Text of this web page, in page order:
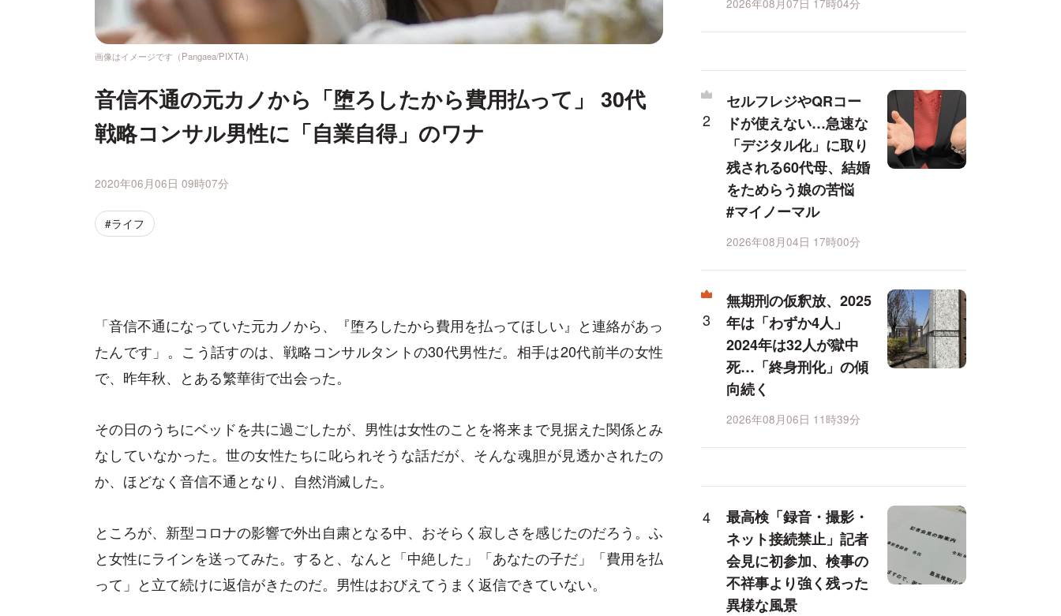
画像はイメージです（Pangaea/PIXTA）
音信不通の元カノから「堕ろしたから費用払って」 30代
戦略コンサル男性に「自業自得」のワナ
2020年06月06日 09時07分
#ライフ
「音信不通になっていた元カノから、『堕ろしたから費用を払ってほしい』と連絡があっ
たんです」。こう話すのは、戦略コンサルタントの30代男性だ。相手は20代前半の女性
で、昨年秋、とある繁華街で出会った。
その日のうちにベッドを共に過ごしたが、男性は女性のことを将来まで見据えた関係とみ
なしていなかった。世の女性たちに叱られそうな話だが、そんな魂胆が見透かされたの
か、ほどなく音信不通となり、自然消滅した。
ところが、新型コロナの影響で外出自粛となる中、おそらく寂しさを感じたのだろう。ふ
と女性にラインを送ってみた。すると、なんと「中絶した」「あなたの子だ」「費用を払
って」と立て続けに返信がきたのだ。男性はおびえてうまく返信できていない。
2026年08月07日 17時04分
セルフレジやQRコー
ドが使えない…急速な
「デジタル化」に取り
残される60代母、結婚
をためらう娘の苦悩
#マイノーマル
2026年08月04日 17時00分
無期刑の仮釈放、2025
年は「わずか4人」
2024年は32人が獄中
死…「終身刑化」の傾
向続く
2026年08月06日 11時39分
最高検「録音・撮影・
ネット接続禁止」記者
会見に初参加、検事の
不祥事より強く残った
異様な風景